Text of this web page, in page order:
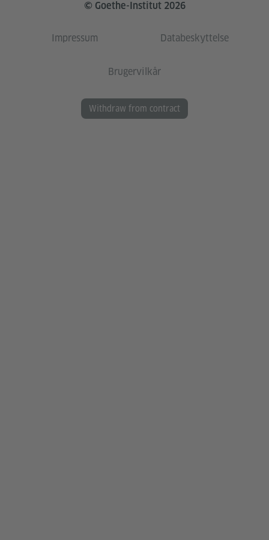
© Goethe-Institut 2026
Impressum Databeskyttelse
Brugervilkår
Withdraw from contract